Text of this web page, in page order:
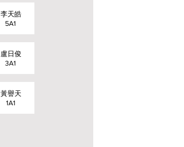
李天皓
5A1
盧日俊
3A1
黃譽天
1A1